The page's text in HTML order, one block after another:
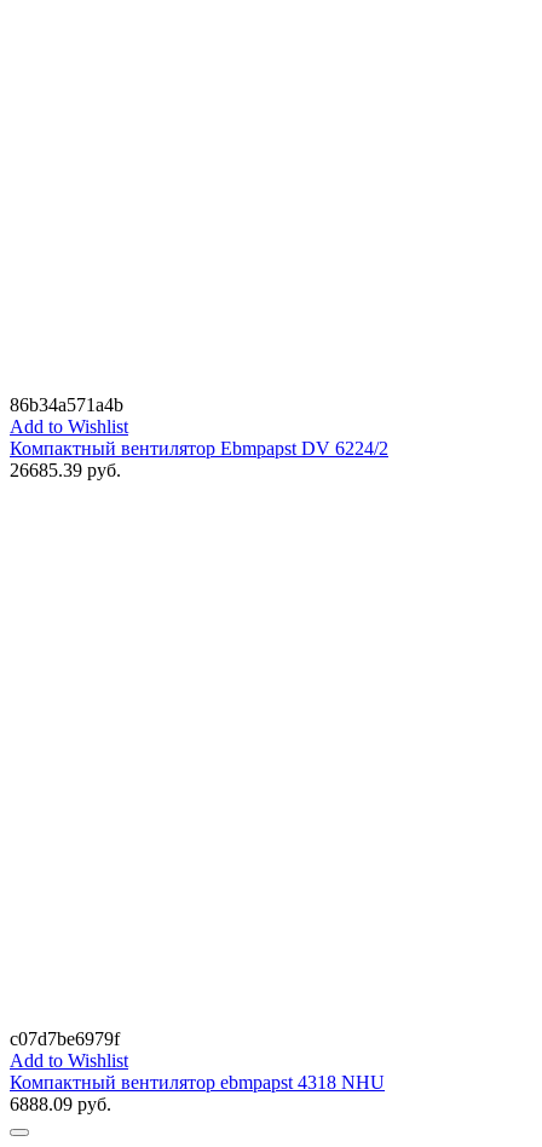
86b34a571a4b
Add to Wishlist
Компактный вентилятор Ebmpapst DV 6224/2
26685.39 руб.
c07d7be6979f
Add to Wishlist
Компактный вентилятор ebmpapst 4318 NHU
6888.09 руб.